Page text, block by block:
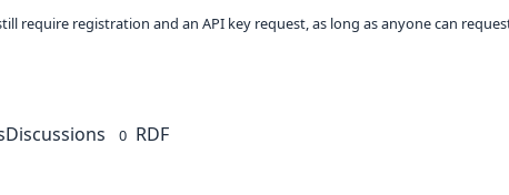
require registration and an API key request, as long as anyone can
Discussions 0 RDF